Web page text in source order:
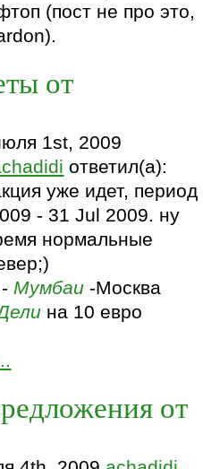
(пост не про это,
от
1st, 2009
ответил(а):
уже идет, период
- 31 Jul 2009. ну
нормальные
-Мумбаи -Москва
на 10 евро
от